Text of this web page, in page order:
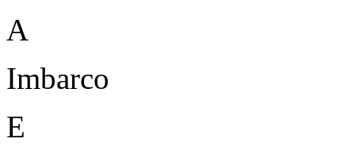
A
Imbarco
E